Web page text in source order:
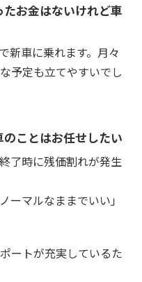
お金はないけれど車
新車に乗れます。月々
予定も立てやすいでし
ことはお任せしたい
了時に残価割れが発生
ーマルなままでいい」
ートが充実しているた